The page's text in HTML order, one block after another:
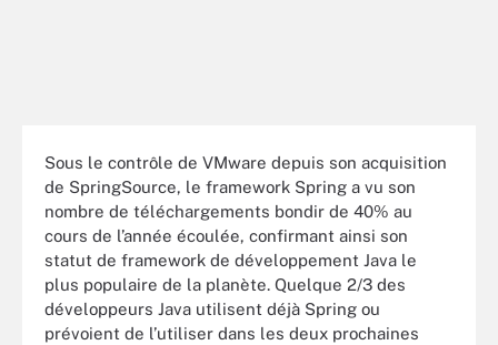
Sous le contrôle de VMware depuis son acquisition
de SpringSource, le framework Spring a vu son
nombre de téléchargements bondir de 40% au
cours de l’année écoulée, confirmant ainsi son
statut de framework de développement Java le
plus populaire de la planète. Quelque 2/3 des
développeurs Java utilisent déjà Spring ou
prévoient de l’utiliser dans les deux prochaines